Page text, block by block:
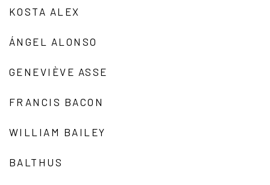
KOSTA ALEX
ÁNGEL ALONSO
GENEVIÈVE ASSE
FRANCIS BACON
WILLIAM BAILEY
BALTHUS